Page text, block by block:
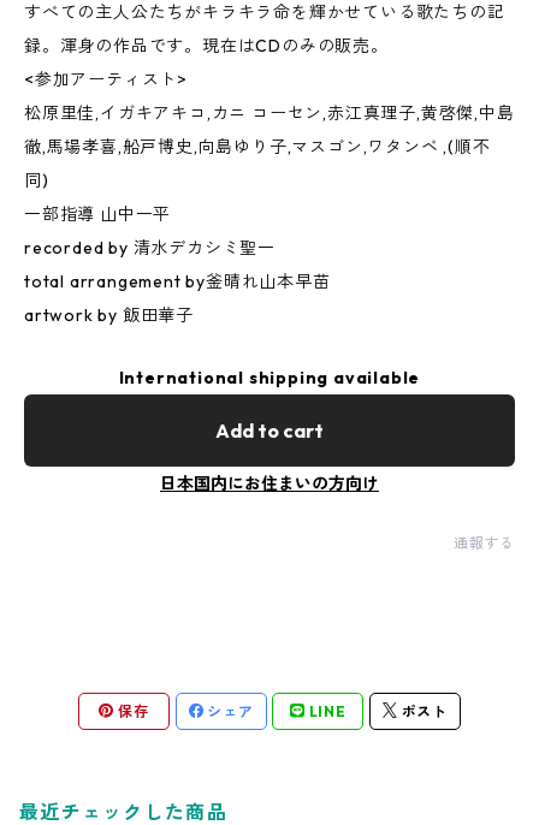
すべての主人公たちがキラキラ命を輝かせている歌たちの記
録。渾身の作品です。現在はCDのみの販売。
<参加アーティスト>
松原里佳,イガキアキコ,カニ コーセン,赤江真理子,黄啓傑,中島
徹,馬場孝喜,船戸博史,向島ゆり子,マスゴン,ワタンベ ,(順不
同)
一部指導 山中一平
recorded by 清水デカシミ聖一
total arrangement by釜晴れ山本早苗
artwork by 飯田華子
International shipping available
Add to cart
日本国内にお住まいの方向け
通報する
保存 シェア LINE ポスト
最近チェックした商品